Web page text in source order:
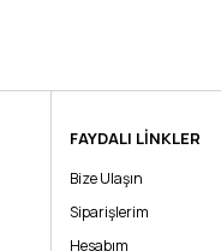
FAYDALI LİNKLER
Bize Ulaşın
Siparişlerim
Hesabım